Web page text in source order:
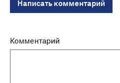
Написать комментарий
Комментарий